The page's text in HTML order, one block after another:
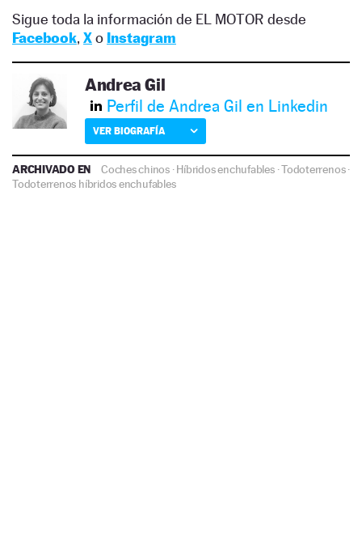
Sigue toda la información de EL MOTOR desde
Facebook, Xo Instagram
Andrea Gil
Perfil de Andrea Gil en Linkedin
VER BIOGRAFÍA
ARCHIVADO EN Coches chinos ·Híbridos enchufables·Todoterrenos·
Todoterrenos híbridos enchufables